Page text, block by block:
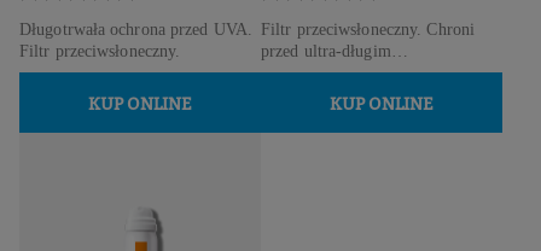
Długotrwała ochrona przed UVA.
Filtr przeciwsłoneczny.
KUP ONLINE
Filtr przeciwsłoneczny. Chroni
przed ultra-długim
promieniowaniem UVA i
przebarwieniami.KUP ONLINE